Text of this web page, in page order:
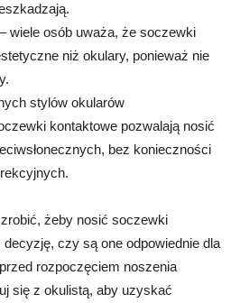
wiele osób uważa, że soczewki
niż okulary, ponieważ nie
stylów okularów
kontaktowe pozwalają nosić
bez konieczności
żeby nosić soczewki
czy są one odpowiednie dla
rozpoczęciem noszenia
się z okulistą, aby uzyskać